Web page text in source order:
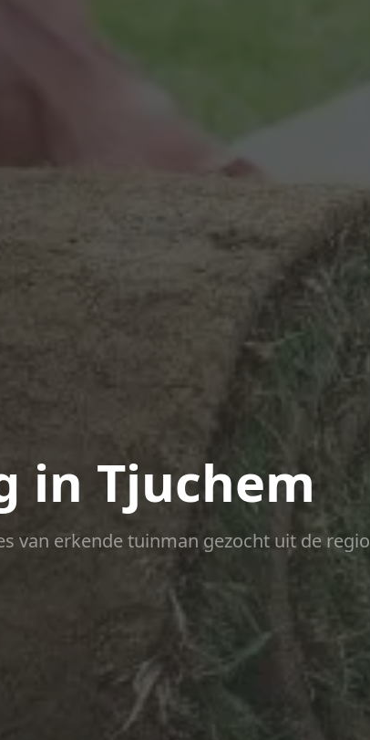
in Tjuchem
van erkende tuinman gezocht uit de regio